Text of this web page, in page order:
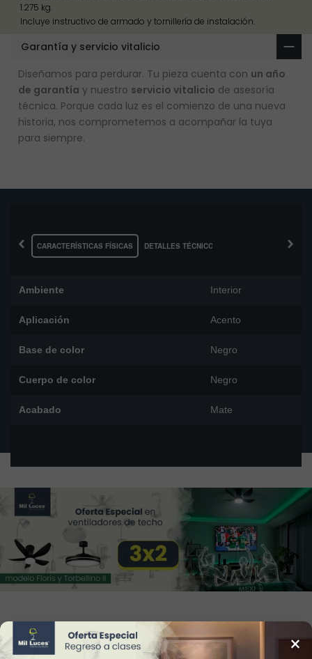
1.275 kg.
Incluye instructivo de armado y tornillería de instalación.
Garantía y servicio vitalicio
Diseñamos para perdurar. Tu pieza cuenta con un año
de garantía y nuestro servicio vitalicio de asesoría
técnica. Porque cada luz es el comienzo de una nueva
historia, nos comprometemos a acompañar la tuya
para siempre.
‹ CARACTERÍSTICAS FÍSICAS DETALLES TÉCNICOS ›
Ambiente Interior
Aplicación Acento
Base de color Negro
Cuerpo de color Negro
Acabado Mate
34Reviews ×